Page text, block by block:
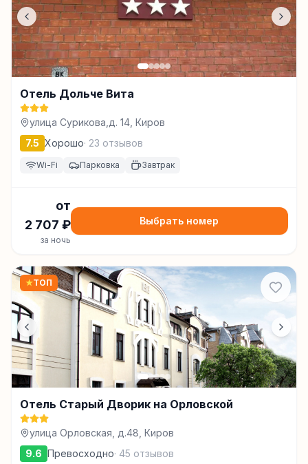
Отель Дольче Вита
улица Сурикова,д. 14, Киров
7.5 Хорошо· 23 отзывов
Wi-Fi Парковка Завтрак
от
2 707 ₽
за ночь
Выбрать номер
★ТОП
Отель Старый Дворик на Орловской
улица Орловская, д.48, Киров
9.6 Превосходно· 45 отзывов